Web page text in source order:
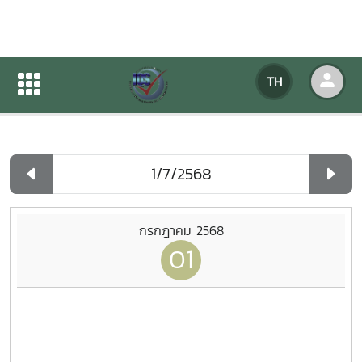
TH
ปฏิทินกิจกรรมของหน่วยงาน
ปฏิทินกิจกรรมของหน่วยงาน
กรกฎาคม 2568
01